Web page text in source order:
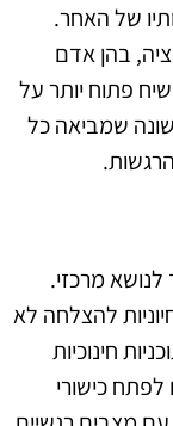
של האחר.
בהן אדם
פתוח יותר על
שמביאה כל
מרכזי.
להצלחה לא
חינוכיות
כישורי